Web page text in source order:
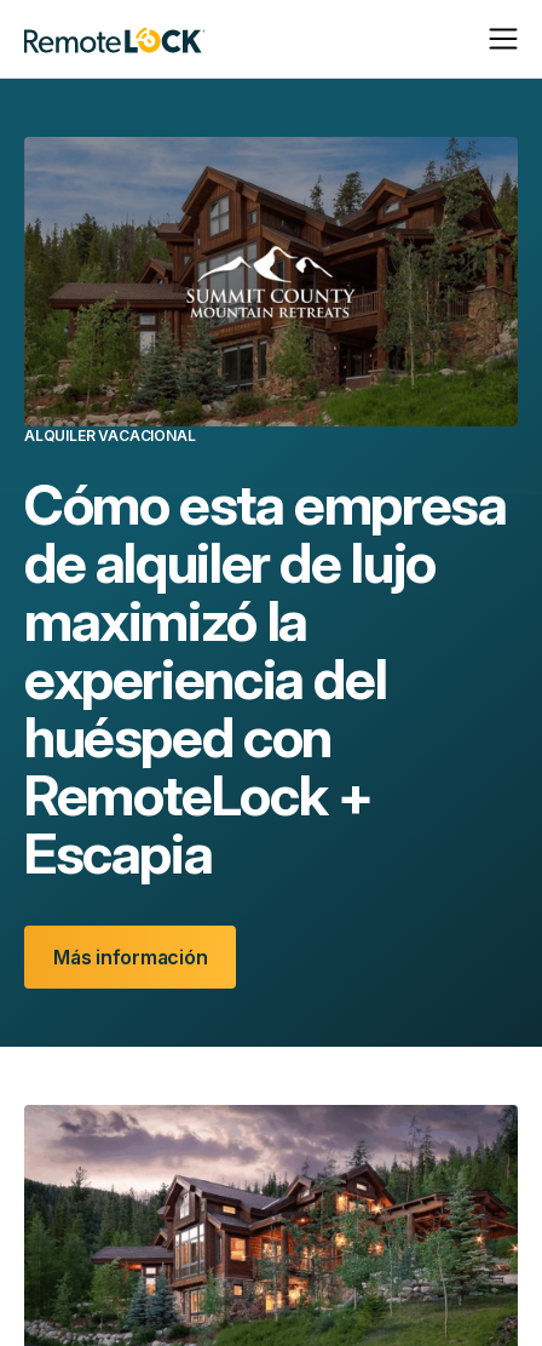
Página
de
inicio
Abrir
Cerrar
ALQUILER VACACIONAL
Cómo esta empresa
de alquiler de lujo
maximizó la
experiencia del
huésped con
RemoteLock +
Escapia
Más información